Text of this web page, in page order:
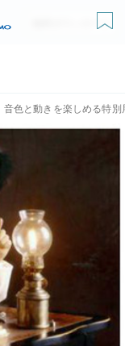
無料ダウンロード
音色と動きを楽しめる特